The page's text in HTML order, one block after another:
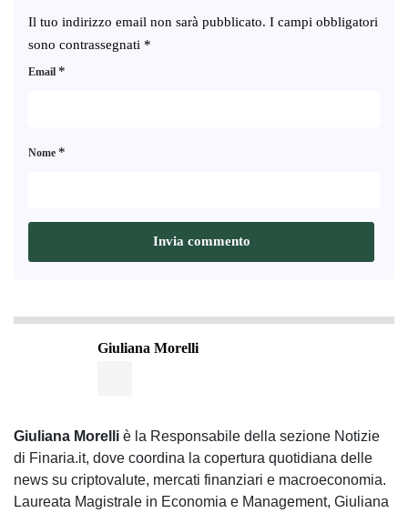
Il tuo indirizzo email non sarà pubblicato. I campi obbligatori
sono contrassegnati *
Nome *
Email *
Giuliana Morelli
Giuliana Morelli è la Responsabile della sezione Notizie
di Finaria.it, dove coordina la copertura quotidiana delle
news su criptovalute, mercati finanziari e macroeconomia.
Laureata Magistrale in Economia e Management, Giuliana